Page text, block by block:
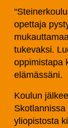
opettaja
tukevaksi.
oppimistapa
elämässäni.
Koulun
yliopistosta